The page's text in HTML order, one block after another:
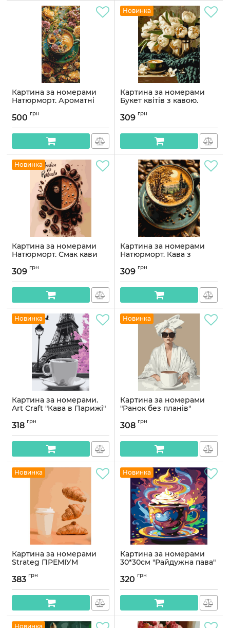
Картина за номерами
Натюрморт. Ароматні
Орігамі LW 5203
Артикул:LW5203
500 грн
Новинка
Картина за номерами
Букет квітів з кавою.
Орігамі LW 30980-01
Артикул:LW30980-01
309 грн
Новинка
Картина за номерами
Натюрморт. Смак кави
Артикул:
309 грн
Картина за номерами
Натюрморт. Кава з
Орігамі LW 3541
Артикул:LW3541
309 грн
Новинка
Картина за номерами.
Art Craft "Кава в Парижі"
Артикул:
318 грн
Новинка
Картина за номерами
"Ранок без планів"
10410-AC 40х50 см
Артикул:10410-AC
308 грн
Новинка
Картина за номерами
Strateg ПРЕМІУМ
собою розміром 40х50
Артикул:DY336
383 грн
Новинка
Картина за номерами
30*30см "Райдужна пава"
320 грн
Новинка